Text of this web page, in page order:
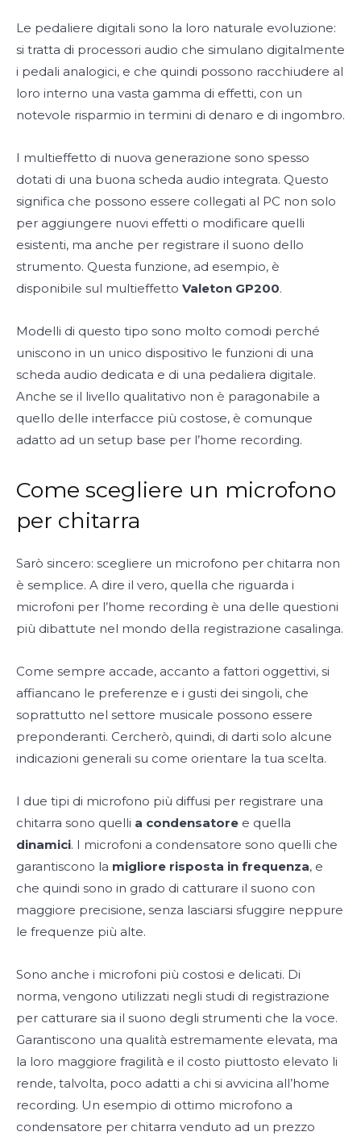
Le pedaliere digitali sono la loro naturale evoluzione:
si tratta di processori audio che simulano digitalmente
i pedali analogici, e che quindi possono racchiudere al
loro interno una vasta gamma di effetti, con un
notevole risparmio in termini di denaro e di ingombro.
I multieffetto di nuova generazione sono spesso
dotati di una buona scheda audio integrata. Questo
significa che possono essere collegati al PC non solo
per aggiungere nuovi effetti o modificare quelli
esistenti, ma anche per registrare il suono dello
strumento. Questa funzione, ad esempio, è
disponibile sul multieffetto Valeton GP200.
Modelli di questo tipo sono molto comodi perché
uniscono in un unico dispositivo le funzioni di una
scheda audio dedicata e di una pedaliera digitale.
Anche se il livello qualitativo non è paragonabile a
quello delle interfacce più costose, è comunque
adatto ad un setup base per l’home recording.
Come scegliere un microfono
per chitarra
Sarò sincero: scegliere un microfono per chitarra non
è semplice. A dire il vero, quella che riguarda i
microfoni per l’home recording è una delle questioni
più dibattute nel mondo della registrazione casalinga.
Come sempre accade, accanto a fattori oggettivi, si
affiancano le preferenze e i gusti dei singoli, che
soprattutto nel settore musicale possono essere
preponderanti. Cercherò, quindi, di darti solo alcune
indicazioni generali su come orientare la tua scelta.
I due tipi di microfono più diffusi per registrare una
chitarra sono quelli a condensatore e quella
dinamici. I microfoni a condensatore sono quelli che
garantiscono la migliore risposta in frequenza, e
che quindi sono in grado di catturare il suono con
maggiore precisione, senza lasciarsi sfuggire neppure
le frequenze più alte.
Sono anche i microfoni più costosi e delicati. Di
norma, vengono utilizzati negli studi di registrazione
per catturare sia il suono degli strumenti che la voce.
Garantiscono una qualità estremamente elevata, ma
la loro maggiore fragilità e il costo piuttosto elevato li
rende, talvolta, poco adatti a chi si avvicina all’home
recording. Un esempio di ottimo microfono a
condensatore per chitarra venduto ad un prezzo